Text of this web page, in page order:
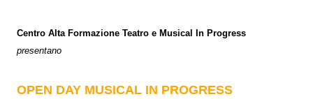
Centro Alta Formazione Teatro e Musical In Progress
presentano
OPEN DAY MUSICAL IN PROGRESS